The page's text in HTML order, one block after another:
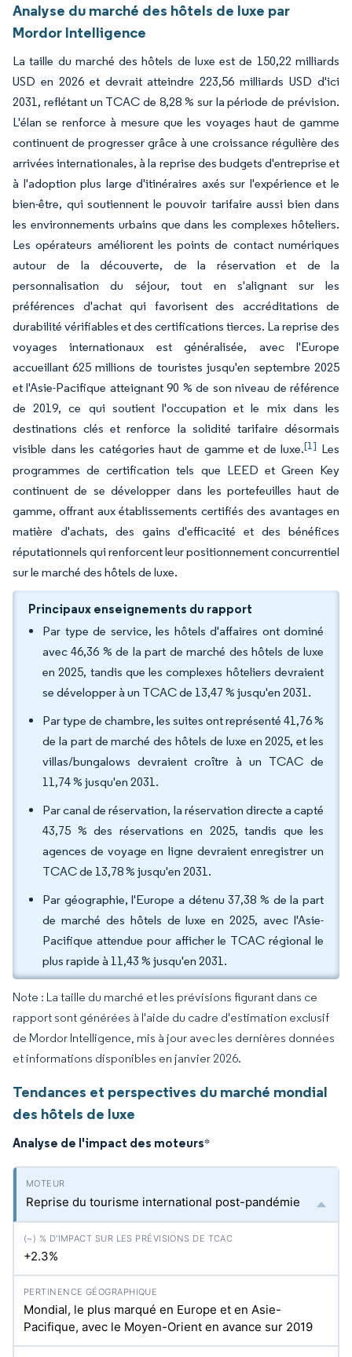
Analyse du marché des hôtels de luxe par
Mordor Intelligence
La taille du marché des hôtels de luxe est de 150,22 milliards
USD en 2026 et devrait atteindre 223,56 milliards USD d'ici
2031, reflétant un TCAC de 8,28 % sur la période de prévision.
L'élan se renforce à mesure que les voyages haut de gamme
continuent de progresser grâce à une croissance régulière des
arrivées internationales, à la reprise des budgets d'entreprise et
à l'adoption plus large d'itinéraires axés sur l'expérience et le
bien-être, qui soutiennent le pouvoir tarifaire aussi bien dans
les environnements urbains que dans les complexes hôteliers.
Les opérateurs améliorent les points de contact numériques
autour de la découverte, de la réservation et de la
personnalisation du séjour, tout en s'alignant sur les
préférences d'achat qui favorisent des accréditations de
durabilité vérifiables et des certifications tierces. La reprise des
voyages internationaux est généralisée, avec l'Europe
accueillant 625 millions de touristes jusqu'en septembre 2025
et l'Asie-Pacifique atteignant 90 % de son niveau de référence
de 2019, ce qui soutient l'occupation et le mix dans les
destinations clés et renforce la solidité tarifaire désormais
visible dans les catégories haut de gamme et de luxe.[1] Les
programmes de certification tels que LEED et Green Key
continuent de se développer dans les portefeuilles haut de
gamme, offrant aux établissements certifiés des avantages en
matière d'achats, des gains d'efficacité et des bénéfices
réputationnels qui renforcent leur positionnement concurrentiel
sur le marché des hôtels de luxe.
Principaux enseignements du rapport
Par type de service, les hôtels d'affaires ont dominé
avec 46,36 % de la part de marché des hôtels de luxe
en 2025, tandis que les complexes hôteliers devraient
se développer à un TCAC de 13,47 % jusqu'en 2031.
Par type de chambre, les suites ont représenté 41,76 %
de la part de marché des hôtels de luxe en 2025, et les
villas/bungalows devraient croître à un TCAC de
11,74 % jusqu'en 2031.
Par canal de réservation, la réservation directe a capté
43,75 % des réservations en 2025, tandis que les
agences de voyage en ligne devraient enregistrer un
TCAC de 13,78 % jusqu'en 2031.
Par géographie, l'Europe a détenu 37,38 % de la part
de marché des hôtels de luxe en 2025, avec l'Asie-
Pacifique attendue pour afficher le TCAC régional le
plus rapide à 11,43 % jusqu'en 2031.
Note : La taille du marché et les prévisions figurant dans ce
rapport sont générées à l'aide du cadre d'estimation exclusif
de Mordor Intelligence, mis à jour avec les dernières données
et informations disponibles en janvier 2026.
Tendances et perspectives du marché mondial
des hôtels de luxe
Analyse de l'impact des moteurs*
Reprise du tourisme international post-pandémie
+2.3%
Mondial, le plus marqué en Europe et en Asie-
Pacifique, avec le Moyen-Orient en avance sur 2019